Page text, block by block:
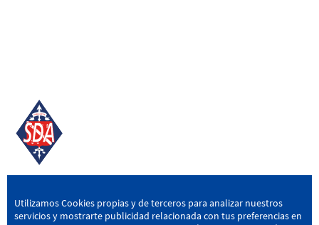
SD AMOREBIETA
Utilizamos Cookies propias y de terceros para analizar nuestros
servicios y mostrarte publicidad relacionada con tus preferencias en